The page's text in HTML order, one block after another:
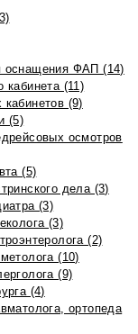
оснащения ФАП (14)
кабинета (11)
(9)
(5)
осмотров
(5)
дела (3)
(3)
(3)
(2)
(10)
(9)
(4)
ортопеда